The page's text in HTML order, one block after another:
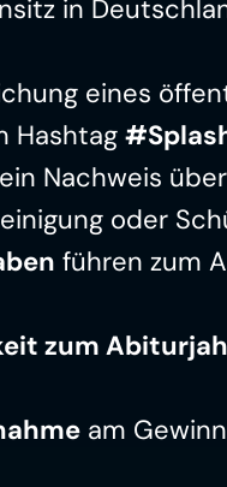
in
eines
Hashtag
Nachweis
oder
führen zum
zum
am